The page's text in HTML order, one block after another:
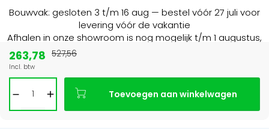
Bouwvak: gesloten 3 t/m 16 aug — bestel vóór 27 juli voor
levering vóór de vakantie
Afhalen in onze showroom is nog mogelijk t/m 1 augustus,
263,78
Incl. btw
527,56
Toevoegen aan winkelwagen